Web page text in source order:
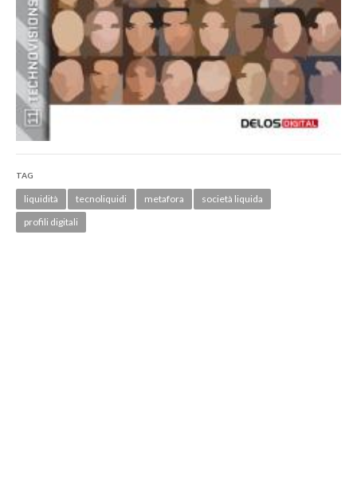
TAG
liquidità tecnoliquidi metafora
società liquida
profili digitali